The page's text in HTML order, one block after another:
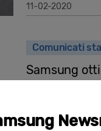
11-02-2020
Comunicati
Samsung
per